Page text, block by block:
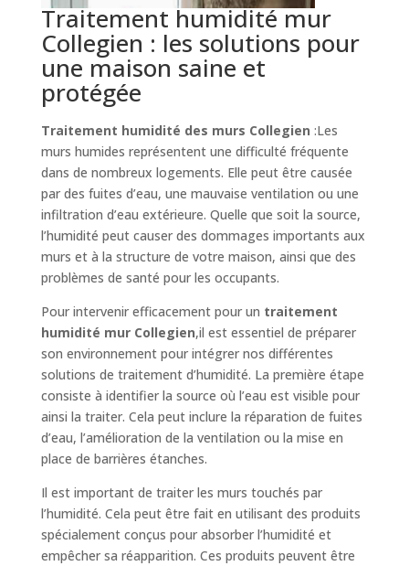
Traitement humidité mur
Collegien : les solutions pour
une maison saine et
protégée
Traitement humidité des murs Collegien :Les
murs humides représentent une difficulté fréquente
dans de nombreux logements. Elle peut être causée
par des fuites d’eau, une mauvaise ventilation ou une
infiltration d’eau extérieure. Quelle que soit la source,
l’humidité peut causer des dommages importants aux
murs et à la structure de votre maison, ainsi que des
problèmes de santé pour les occupants.
Pour intervenir efficacement pour un traitement
humidité mur Collegien,il est essentiel de préparer
son environnement pour intégrer nos différentes
solutions de traitement d’humidité. La première étape
consiste à identifier la source où l’eau est visible pour
ainsi la traiter. Cela peut inclure la réparation de fuites
d’eau, l’amélioration de la ventilation ou la mise en
place de barrières étanches.
Il est important de traiter les murs touchés par
l’humidité. Cela peut être fait en utilisant des produits
spécialement conçus pour absorber l’humidité et
empêcher sa réapparition. Ces produits peuvent être